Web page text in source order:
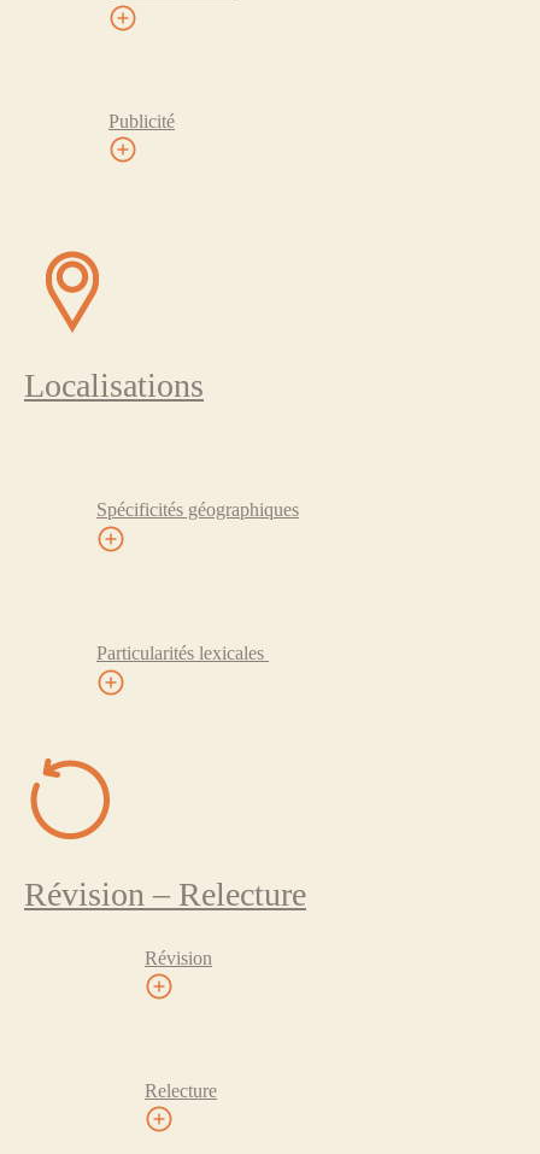
Publicité
Localisations
Spécificités géographiques
Particularités lexicales
Révision – Relecture
Révision
Relecture